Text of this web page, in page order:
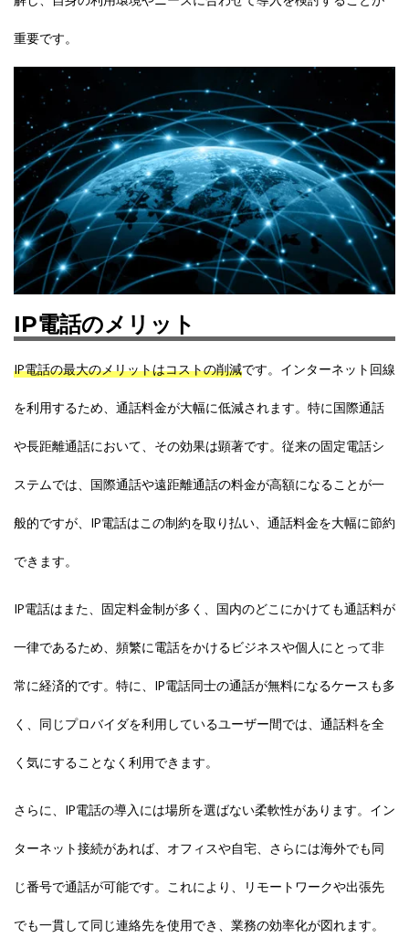
重要です。
IP電話のメリット
IP電話の最大のメリットはコストの削減です。インターネット回線
を利用するため、通話料金が大幅に低減されます。特に国際通話
や長距離通話において、その効果は顕著です。従来の固定電話シ
ステムでは、国際通話や遠距離通話の料金が高額になることが一
般的ですが、IP電話はこの制約を取り払い、通話料金を大幅に節約
できます。
IP電話はまた、固定料金制が多く、国内のどこにかけても通話料が
一律であるため、頻繁に電話をかけるビジネスや個人にとって非
常に経済的です。特に、IP電話同士の通話が無料になるケースも多
く、同じプロバイダを利用しているユーザー間では、通話料を全
く気にすることなく利用できます。
さらに、IP電話の導入には場所を選ばない柔軟性があります。イン
ターネット接続があれば、オフィスや自宅、さらには海外でも同
じ番号で通話が可能です。これにより、リモートワークや出張先
でも一貫して同じ連絡先を使用でき、業務の効率化が図れます。